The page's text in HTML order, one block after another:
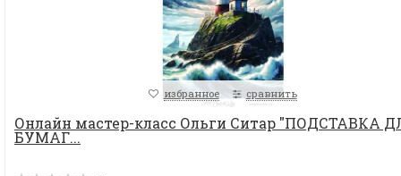
избранное сравнить
Онлайн мастер-класс Ольги Ситар "ПОДСТАВКА
БУМАГ...